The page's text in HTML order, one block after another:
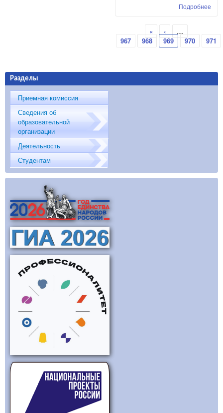
Подробнее
Страницы
« ‹
…
967
968 969 970 971
Разделы
Приемная комиссия
Сведения об
образовательной
организации
Деятельность
Студентам